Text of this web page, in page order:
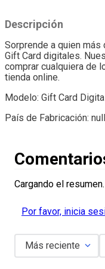
Descripción
Sorprende a quien más
Gift Card digitales.
comprar cualquiera de
tienda online.
Modelo: Gift Card
País de Fabricación: null
Cargando el
Por favor, inicia
Más reciente